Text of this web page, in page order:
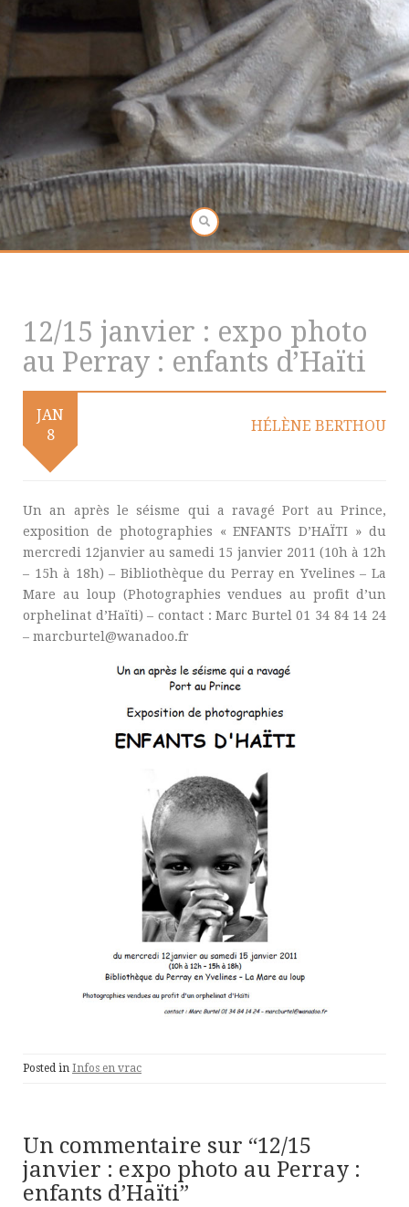
12/15 janvier : expo photo
au Perray : enfants d’Haïti
JAN
8
HÉLÈNE BERTHOU
Un an après le séisme qui a ravagé Port au Prince,
exposition de photographies « ENFANTS D’HAÏTI » du
mercredi 12janvier au samedi 15 janvier 2011 (10h à 12h
– 15h à 18h) – Bibliothèque du Perray en Yvelines – La
Mare au loup (Photographies vendues au profit d’un
orphelinat d’Haïti) – contact : Marc Burtel 01 34 84 14 24
– marcburtel@wanadoo.fr
Posted in Infos en vrac
Un commentaire sur “12/15
janvier : expo photo au Perray :
enfants d’Haïti”